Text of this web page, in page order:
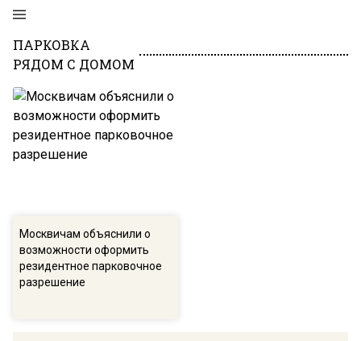
ПАРКОВКА
РЯДОМ С ДОМОМ
Москвичам объяснили о
возможности оформить
резидентное парковочное
разрешение